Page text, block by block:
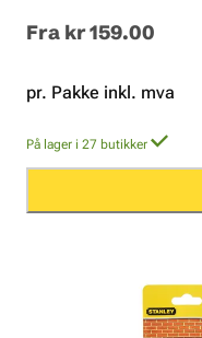
Fra kr 159.00
pr. Pakke inkl. mva
På lager i 27 butikker